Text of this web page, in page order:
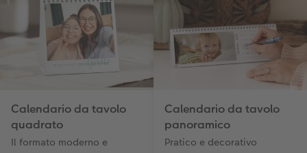
Storie dei clienti
Coffeetable Book «Art Collection»
CEWE myPhotos
Accessori
CEWE myPhotos
Poster su forex
Mosaico
Consigli decorazione murale
CEWE myPhotos
Accessori
Buono regalo CEWE
CEWE myPhotos
Barattolo per croccantini con foto
Novità
Calendario da tavolo
quadrato
Il formato moderno e
Calendario da tavolo
panoramico
Pratico e decorativo